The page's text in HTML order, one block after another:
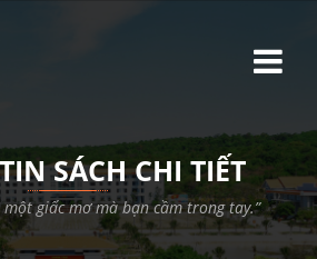
SÁCH CHI TIẾT
một giấc mơ mà bạn cầm trong tay.”